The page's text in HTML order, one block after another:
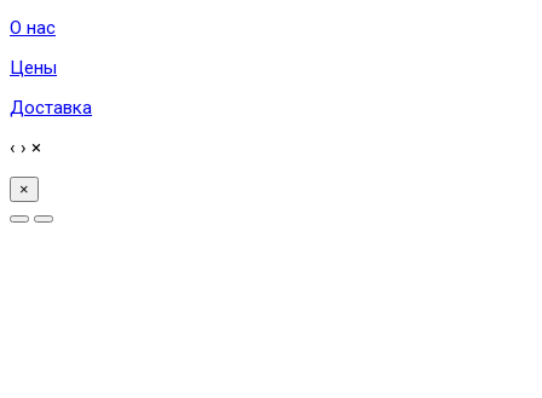
О нас
Цены
Доставка
‹ › ×
×